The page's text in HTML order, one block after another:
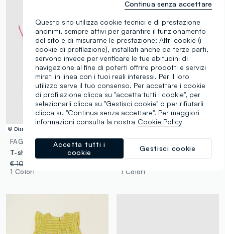
© Disney
FAGOTTINO
T-shirt con volant in cotone elasticizzato bianca da bimba con Minnie
€ 10,95
1 Colori
IANA
1 Colori
Questo sito utilizza cookie tecnici e di prestazione
anonimi, sempre attivi per garantire il funzionamento
del sito e di misurarne le prestazione; Altri cookie (i
cookie di profilazione), installati anche da terze parti,
servono invece per verificare le tue abitudini di
navigazione al fine di poterti offrire prodotti e servizi
mirati in linea con i tuoi reali interessi. Per il loro
utilizzo serve il tuo consenso. Per accettare i cookie
di profilazione clicca su "accetta tutti i cookie", per
selezionarli clicca su "Gestisci cookie" o per rifiutarli
clicca su "Continua senza accettare". Per maggiori
informazioni consulta la nostra Cookie Policy
Gestisci cookie
Accetta tutti i
cookie
Continua senza accettare